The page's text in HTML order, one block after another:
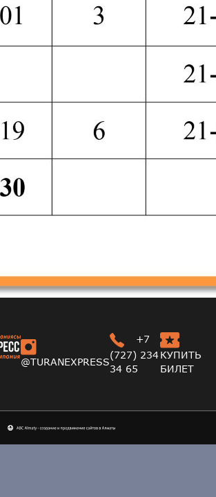
@TURANEXPRESS
+7
(727) 234
34 65
КУПИТЬ
БИЛЕТ